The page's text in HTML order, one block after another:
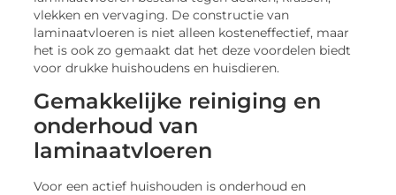
vlekken en vervaging. De constructie van
laminaatvloeren is niet alleen kosteneffectief, maar
het is ook zo gemaakt dat het deze voordelen biedt
voor drukke huishoudens en huisdieren.
Gemakkelijke reiniging en
onderhoud van
laminaatvloeren
Voor een actief huishouden is onderhoud en